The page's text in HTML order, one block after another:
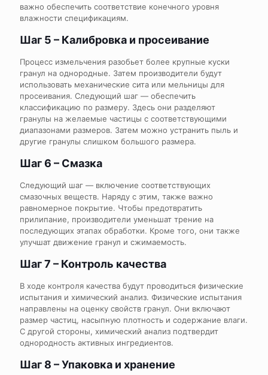
важно обеспечить соответствие конечного уровня
влажности спецификациям.
Шаг 5 – Калибровка и просеивание
Процесс измельчения разобьет более крупные куски
гранул на однородные. Затем производители будут
использовать механические сита или мельницы для
просеивания. Следующий шаг — обеспечить
классификацию по размеру. Здесь они разделяют
гранулы на желаемые частицы с соответствующими
диапазонами размеров. Затем можно устранить пыль и
другие гранулы слишком большого размера.
Шаг 6 – Смазка
Следующий шаг — включение соответствующих
смазочных веществ. Наряду с этим, также важно
равномерное покрытие. Чтобы предотвратить
прилипание, производители уменьшат трение на
последующих этапах обработки. Кроме того, они также
улучшат движение гранул и сжимаемость.
Шаг 7 – Контроль качества
В ходе контроля качества будут проводиться физические
испытания и химический анализ. Физические испытания
направлены на оценку свойств гранул. Они включают
размер частиц, насыпную плотность и содержание влаги.
С другой стороны, химический анализ подтвердит
однородность активных ингредиентов.
Шаг 8 – Упаковка и хранение